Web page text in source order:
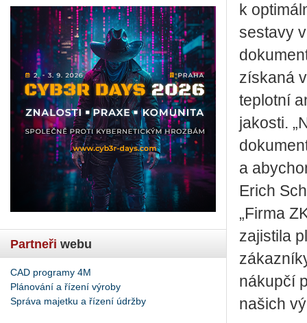
Partneři webu
CAD programy 4M
Plánování a řízení výroby
Správa majetku a řízení údržby
k
sestavy
získaná
teplotní
jakosti.
a
Erich
„Firma
zajistila
nákupčí
našich